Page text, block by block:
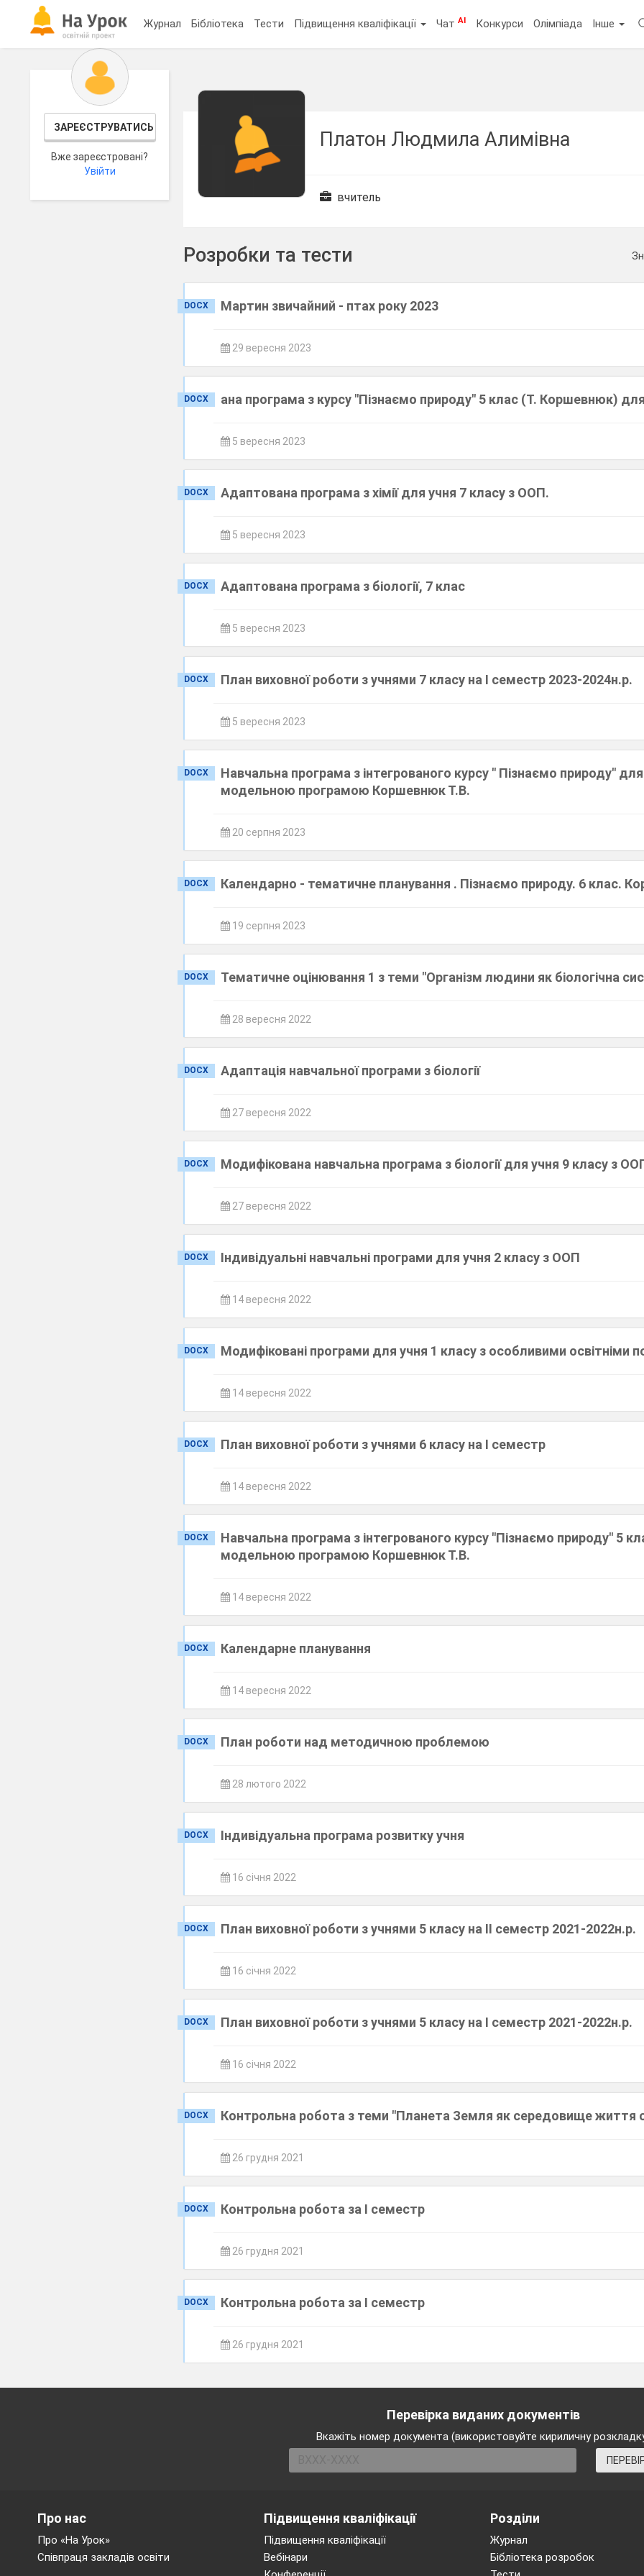
Журнал Бібліотека Тести Підвищення кваліфікації ЧатAI Конкурси Олімпіада Інше
ЗАРЕЄСТРУВАТИСЬ
Вже зареєстровані?
Увійти
Платон Людмила Алимівна
вчитель
Розробки та тести
DOCX Мартин звичайний - птах року 2023
29 вересня 2023
DOCX ана програма з курсу "Пізнаємо природу" 5 клас (Т. Коршевнюк)
5 вересня 2023
DOCX Адаптована програма з хімії для учня 7 класу з ООП.
5 вересня 2023
DOCX Адаптована програма з біології, 7 клас
5 вересня 2023
DOCX План виховної роботи з учнями 7 класу на І семестр 2023-2024н.р.
5 вересня 2023
DOCX
Навчальна програма з інтегрованого курсу " Пізнаємо природу"
модельною програмою Коршевнюк Т.В.
20 серпня 2023
DOCX Календарно - тематичне планування . Пізнаємо природу. 6 клас.
19 серпня 2023
DOCX Тематичне оцінювання 1 з теми "Організм людини як біологічна
28 вересня 2022
DOCX Адаптація навчальної програми з біології
27 вересня 2022
DOCX Модифікована навчальна програма з біології для учня 9 класу з
27 вересня 2022
DOCX Індивідуальні навчальні програми для учня 2 класу з ООП
14 вересня 2022
DOCX Модифіковані програми для учня 1 класу з особливими освітніми
14 вересня 2022
DOCX План виховної роботи з учнями 6 класу на І семестр
14 вересня 2022
DOCX
Навчальна програма з інтегрованого курсу "Пізнаємо природу" 5
модельною програмою Коршевнюк Т.В.
14 вересня 2022
DOCX Календарне планування
14 вересня 2022
DOCX План роботи над методичною проблемою
28 лютого 2022
DOCX Індивідуальна програма розвитку учня
16 січня 2022
DOCX План виховної роботи з учнями 5 класу на ІІ семестр 2021-2022н.р.
16 січня 2022
DOCX План виховної роботи з учнями 5 класу на І семестр 2021-2022н.р.
16 січня 2022
DOCX Контрольна робота з теми "Планета Земля як середовище життя
26 грудня 2021
DOCX Контрольна робота за І семестр
26 грудня 2021
DOCX Контрольна робота за І семестр
26 грудня 2021
Перевірка виданих документів
Вкажіть номер документа (використовуйте кириличну
Підвищення кваліфікації
Підвищення кваліфікації
Вебінари
Розділи
Журнал
Бібліотека розробок
Про нас
Про «На Урок»
Співпраця закладів освіти